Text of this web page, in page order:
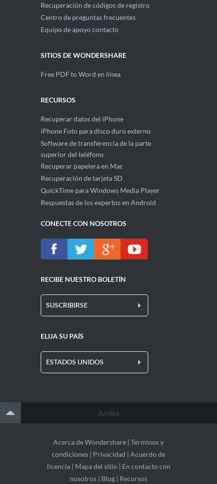
Recuperación de códigos de registro
Centro de preguntas frecuentes
Equipo de apoyo contacto
SITIOS DE WONDERSHARE
Free PDF to Word en línea
RECURSOS
Recuperar datos del iPhone
iPhone Foto para disco duro externo
Software de transferencia de la parte
superior del teléfono
Recuperar papelera en Mac
Recuperación de tarjeta SD
QuickTime para Windows Media Player
Respuestas de los expertos en Android
CONECTE CON NOSOTROS
RECIBE NUESTRO BOLETÍN
SUSCRIBIRSE
ELIJA SU PAÍS
ESTADOS UNIDOS
Arriba
Acerca de Wondershare | Términos y
condiciones | Privacidad | Acuerdo de
licencia| Mapa del sitio| En contacto con
nosotros | Blog | Recursos